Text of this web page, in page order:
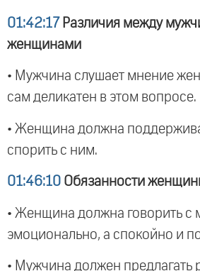
01:42:17 Различия между
женщинами
• Мужчина слушает мнение
сам деликатен в этом вопросе.
• Женщина должна
спорить с ним.
01:46:10 Обязанности
• Женщина должна говорить с
эмоционально, а спокойно и
• Мужчина должен предлагать